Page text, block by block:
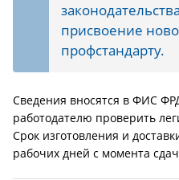
присвоение
профстандарту.
Сведения вносятся в ФИС
работодателю проверить
Срок изготовления и
рабочих дней с момента